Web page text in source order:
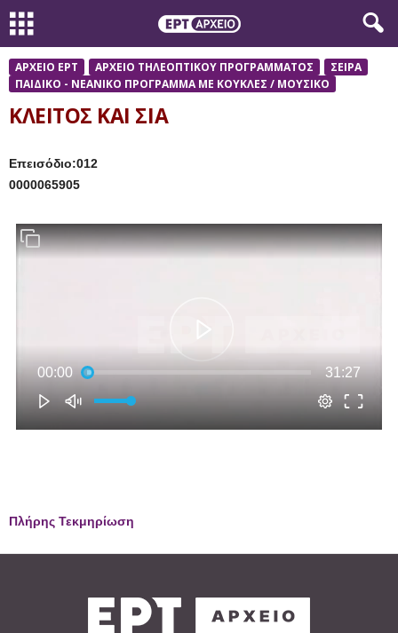
ΑΡΧΕΙΟ ΕΡΤ ΑΡΧΕΙΟ ΤΗΛΕΟΠΤΙΚΟΥ ΠΡΟΓΡΑΜΜΑΤΟΣ
ΣΕΙΡΑ
ΠΑΙΔΙΚΟ - ΝΕΑΝΙΚΟ ΠΡΟΓΡΑΜΜΑ ΜΕ ΚΟΥΚΛΕΣ / ΜΟΥΣΙΚΟ
ΚΛΕΙΤΟΣ ΚΑΙ ΣΙΑ
Επεισόδιο:012
0000065905
Πλήρης Τεκμηρίωση